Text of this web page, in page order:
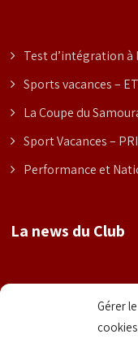
Gérer
cookies
Test d’intégration
Sports vacances –
La Coupe du
Sport Vacances –
Performance et
La news du Club